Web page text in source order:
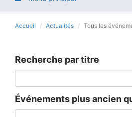
Accueil Actualités Tous les
Recherche par titre
Événements plus ancien